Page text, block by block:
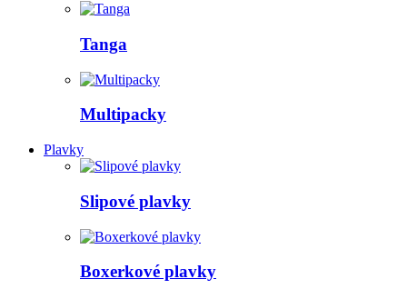
Tanga
Multipacky
Plavky
Slipové plavky
Boxerkové plavky